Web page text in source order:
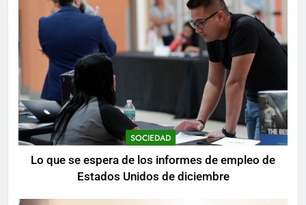
SOCIEDAD
Lo que se espera de los informes de empleo de
Estados Unidos de diciembre